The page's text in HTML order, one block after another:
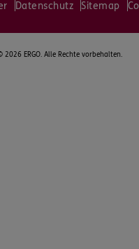
Datenschutz Sitemap
2026 ERGO. Alle Rechte vorbehalten.